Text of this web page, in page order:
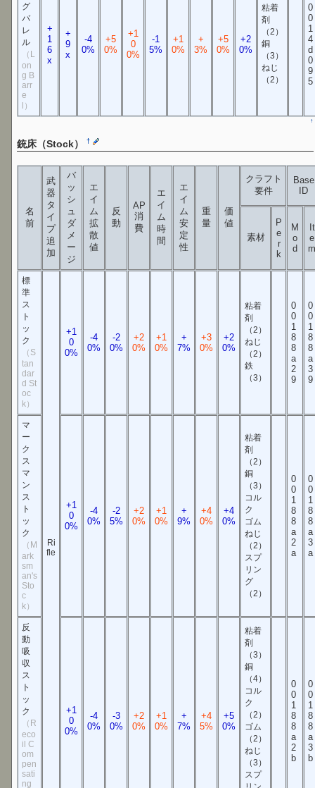
グ
バ
レ
ル
（L
on
g B
arr
e
l）
+
1
6
x
+
9
x
-4
0%
+5
0%
+1
0
0%
-1
5%
+1
0%
+
3%
+5
0%
+2
0%
粘着
剤
（2）
銅
（3）
ねじ
（2）
0
0
1
4
d
0
9
5
↑
銃床（Stock）†
名
前
武
器
タ
イ
プ
追
加
バ
ッ
シ
ュ
ダ
メ
ー
ジ
エ
イ
ム
拡
散
値
反
動
AP
消
費
エ
イ
ム
時
間
エ
イ
ム
安
定
性
重
量
価
値
クラフト
要件
Base
ID
素材
P
e
r
k
M
o
d
It
e
標
準
ス
ト
ッ
ク
（S
tan
dar
d St
oc
k）
Ri
fle
+1
0
0%
-4
0%
-2
0%
+2
0%
+1
0%
+
7%
+3
0%
+2
0%
粘着
剤
（2）
ねじ
（2）
鉄
（3）
0
0
1
8
8
a
2
9
0
0
1
8
8
a
3
9
マ
ー
ク
ス
マ
ン
ス
ト
ッ
ク
（M
ark
sm
an's
Sto
c
k）
+1
0
0%
-4
0%
-2
5%
+2
0%
+1
0%
+
9%
+4
0%
+4
0%
粘着
剤
（2）
銅
（3）
コル
ク
ゴム
ねじ
（2）
スプ
リン
グ
（2）
0
0
1
8
8
a
2
a
0
0
1
8
8
a
3
a
反
動
吸
収
ス
ト
ッ
ク
（R
eco
il C
om
pen
sati
ng
+1
0
0%
-4
0%
-3
0%
+2
0%
+1
0%
+
7%
+4
5%
+5
0%
粘着
剤
（3）
銅
（4）
コル
ク
（2）
ゴム
（2）
ねじ
（3）
スプ
0
0
1
8
8
a
2
b
0
0
1
8
8
a
3
b